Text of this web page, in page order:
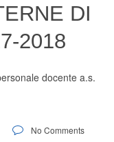
DI
2018
docente a.s.
No Comments